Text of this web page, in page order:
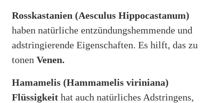
Rosskastanien (Aesculus Hippocastanum)
haben natürliche entzündungshemmende und
adstringierende Eigenschaften. Es hilft, das zu
tonen Venen.
Hamamelis (Hammamelis viriniana)
Flüssigkeit hat auch natürliches Adstringens,